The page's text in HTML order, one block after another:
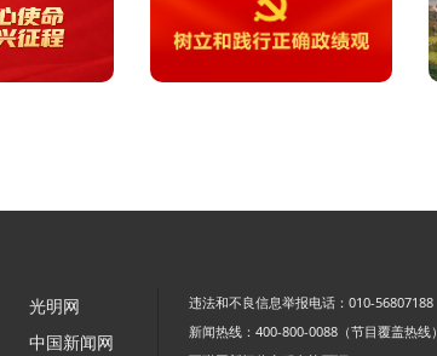
光明网
中国新闻网
违法和不良信息举报电话：010-56807188
新闻热线：400-800-0088（节目覆盖热线）